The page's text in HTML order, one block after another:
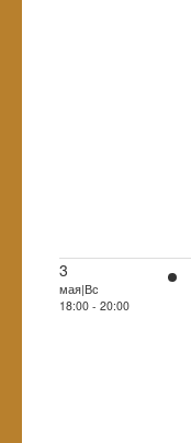
3
мая|Вс
18:00 - 20:00